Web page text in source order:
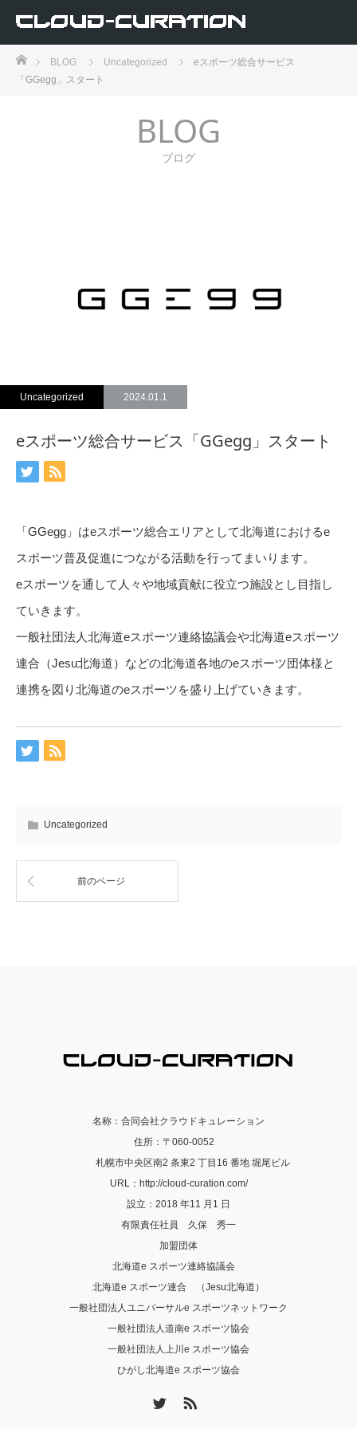
ホームBLOG Uncategorized
eスポーツ総合サービス
「GGegg」スタート
BLOG
ブログ
Uncategorized 2024.01.1
eスポーツ総合サービス「GGegg」スタート
「GGegg」はeスポーツ総合エリアとして北海道におけるe
スポーツ普及促進につながる活動を行ってまいります。
eスポーツを通して人々や地域貢献に役立つ施設とし目指し
ていきます。
一般社団法人北海道eスポーツ連絡協議会や北海道eスポーツ
連合（Jesu北海道）などの北海道各地のeスポーツ団体様と
連携を図り北海道のeスポーツを盛り上げていきます。
Uncategorized
前のページ
名称：合同会社クラウドキュレーション
住所：〒060-0052
札幌市中央区南2 条東2 丁目16 番地 堀尾ビル
URL：http://cloud-curation.com/
設立：2018 年11 月1 日
有限責任社員 久保 秀一
加盟団体
北海道e スポーツ連絡協議会
北海道e スポーツ連合 （Jesu北海道）
一般社団法人ユニバーサルe スポーツネットワーク
一般社団法人道南e スポーツ協会
一般社団法人上川e スポーツ協会
ひがし北海道e スポーツ協会